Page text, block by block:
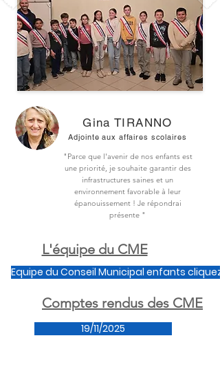
Gina TIRANNO
Adjointe aux affaires scolaires
"Parce que l'avenir de nos enfants est
une priorité, je souhaite garantir des
infrastructures saines et un
environnement favorable à leur
épanouissement ! Je répondrai
présente "
L'équipe du CME
Equipe du Conseil Municipal enfants cliquez
Comptes rendus des CME
19/11/2025